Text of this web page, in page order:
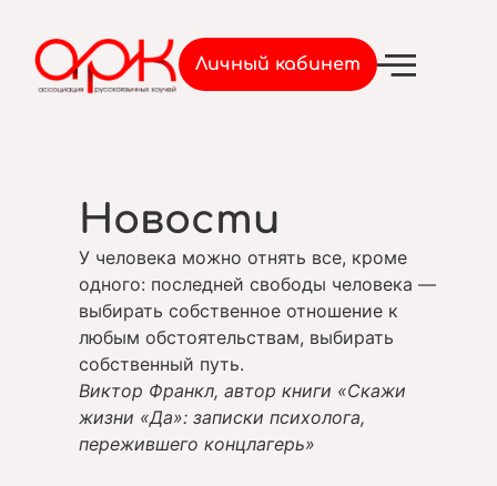
Личный кабинет
Новости
У человека можно отнять все, кроме
одного: последней свободы человека —
выбирать собственное отношение к
любым обстоятельствам, выбирать
собственный путь.
Виктор Франкл, автор книги «Скажи
жизни «Да»: записки психолога,
пережившего концлагерь»